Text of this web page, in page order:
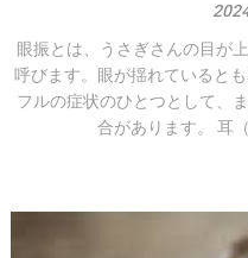
眼振とは、うさぎさんの目が
呼びます。眼が揺れていると
フルの症状のひとつとして、
合があります。 耳